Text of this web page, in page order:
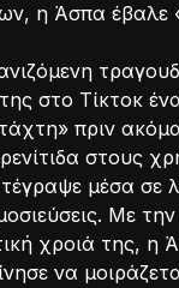
η Άσπα έβαλε
στο Τίκτοκ
πριν
στους
μέσα σε
Με
χροιά της, η
να